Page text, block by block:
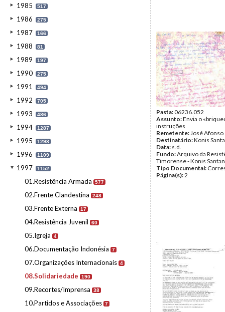
1985 517
1986 275
1987 166
1988 81
1989 197
1990 275
1991 494
1992 705
1993 486
1994 1287
1995 1298
1996 1109
1997 1152
01.Resistência Armada 577
02.Frente Clandestina 248
03.Frente Externa 17
04.Resistência Juvenil 60
05.Igreja 4
06.Documentação Indonésia 7
07.Organizações Internacionais 4
08.Solidariedade 190
09.Recortes/Imprensa 38
10.Partidos e Associações 7
Pasta:06236.052
Assunto:Envia o
instruções
Remetente:José Afonso
Destinatário:Konis
Data: s.d.
Fundo:Arquivo da
Timorense - Konis
Tipo Documental:
Página(s):2